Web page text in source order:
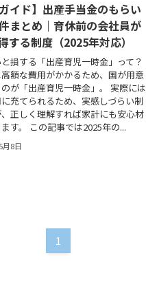
ガイド】出産手当金のもらい
まとめ｜育休前の会社員が
する制度（2025年対応）
損する「出産育児一時金」って？
額な費用がかかるため、国が用意
のが「出産育児一時金」。 実際には
充てられるため、実感しづらい制
正しく理解すれば家計にも安心材
す。 この記事では2025年の...
月8日
1